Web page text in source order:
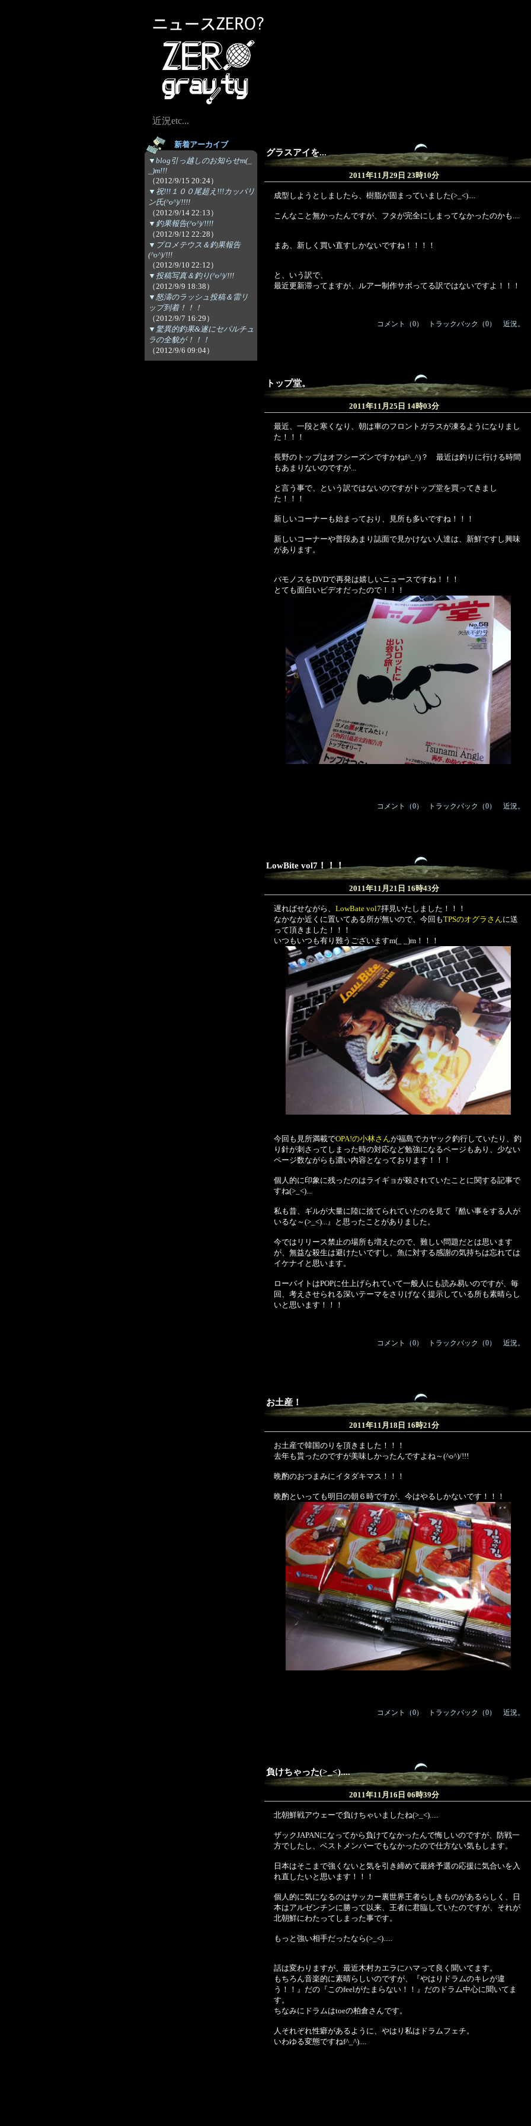
近況etc...
新着アーカイブ
▼blog引っ越しのお知らせm(_
_)m!!!
（2012/9/15 20:24）
▼祝!!!１００尾超え!!!カッパリ
ン氏(^o^)/!!!!
（2012/9/14 22:13）
▼釣果報告(^o^)/!!!!
（2012/9/12 22:28）
▼プロメテウス＆釣果報告
(^o^)/!!!
（2012/9/10 22:12）
▼投稿写真＆釣り(^o^)/!!!
（2012/9/9 18:38）
▼怒濤のラッシュ投稿＆雷リ
ップ到着！！！
（2012/9/7 16:29）
▼驚異的釣果&遂にセパルチュ
ラの全貌が！！！
（2012/9/6 09:04）
グラスアイを...
2011年11月29日 23時10分
成型しようとしましたら、樹脂が固まっていました(>_<)....
こんなこと無かったんですが、フタが完全にしまってなかったのかも....
まあ、新しく買い直すしかないですね！！！！
と、いう訳で、
最近更新滞ってますが、ルアー制作サボってる訳ではないですよ！！！
コメント（0） トラックバック（0） 近況。
トップ堂。
2011年11月25日 14時03分
最近、一段と寒くなり、朝は車のフロントガラスが凍るようになりまし
た！！！
長野のトップはオフシーズンですかねf^_^)？ 最近は釣りに行ける時間
もあまりないのですが...
と言う事で、という訳ではないのですがトップ堂を買ってきまし
た！！！
新しいコーナーも始まっており、見所も多いですね！！！
新しいコーナーや普段あまり誌面で見かけない人達は、新鮮ですし興味
があります。
バモノスをDVDで再発は嬉しいニュースですね！！！
とても面白いビデオだったので！！！
コメント（0） トラックバック（0） 近況。
LowBite vol7！！！
2011年11月21日 16時43分
遅ればせながら、 LowBate vol7拝見いたしました！！！
なかなか近くに置いてある所が無いので、今回もTPSのオグラさんに送
って頂きました！！！
いつもいつも有り難うございますm(_ _)m！！！
今回も見所満載でOPA!の小林さんが福島でカヤック釣行していたり、釣
り針が刺さってしまった時の対応など勉強になるページもあり、少ない
ページ数ながらも濃い内容となっております！！！
個人的に印象に残ったのはライギョが殺されていたことに関する記事で
すね(>_<)...
私も昔、ギルが大量に陸に捨てられていたのを見て『酷い事をする人が
いるな～(>_<)...』と思ったことがありました。
今ではリリース禁止の場所も増えたので、難しい問題だとは思います
が、無益な殺生は避けたいですし、魚に対する感謝の気持ちは忘れては
イケナイと思います。
ローバイトはPOPに仕上げられていて一般人にも読み易いのですが、毎
回、考えさせられる深いテーマをさりげなく提示している所も素晴らし
いと思います！！！
コメント（0） トラックバック（0） 近況。
お土産！
2011年11月18日 16時21分
お土産で韓国のりを頂きました！！！
去年も貰ったのですが美味しかったんですよね～(^o^)/!!!
晩酌のおつまみにイタダキマス！！！
晩酌といっても明日の朝６時ですが、今はやるしかないです！！！
コメント（0） トラックバック（0） 近況。
負けちゃった(>_<)....
2011年11月16日 06時39分
北朝鮮戦アウェーで負けちゃいましたね(>_<).....
ザックJAPANになってから負けてなかったんで悔しいのですが、防戦一
方でしたし、ベストメンバーでもなかったので仕方ない気もします。
日本はそこまで強くないと気を引き締めて最終予選の応援に気合いを入
れ直したいと思います！！！
個人的に気になるのはサッカー裏世界王者らしきものがあるらしく、日
本はアルゼンチンに勝って以来、王者に君臨していたのですが、それが
北朝鮮にわたってしまった事です。
もっと強い相手だったなら(>_<).....
話は変わりますが、最近木村カエラにハマって良く聞いてます。
もちろん音楽的に素晴らしいのですが、『やはりドラムのキレが違
う！！』だの『このfeelがたまらない！！』だのドラム中心に聞いてま
す。
ちなみにドラムはtoeの柏倉さんです。
人それぞれ性癖があるように、やはり私はドラムフェチ。
いわゆる変態ですねf^_^)....